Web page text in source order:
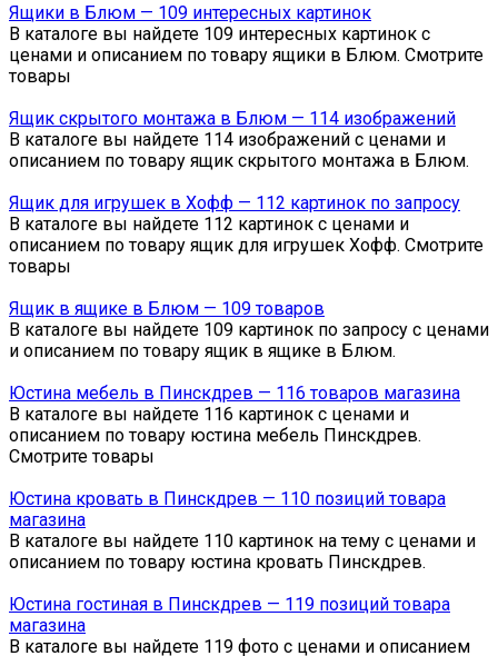
Ящики в Блюм — 109 интересных картинок
В каталоге вы найдете 109 интересных картинок с
ценами и описанием по товару ящики в Блюм. Смотрите
товары
Ящик скрытого монтажа в Блюм — 114 изображений
В каталоге вы найдете 114 изображений с ценами и
описанием по товару ящик скрытого монтажа в Блюм.
Ящик для игрушек в Хофф — 112 картинок по запросу
В каталоге вы найдете 112 картинок с ценами и
описанием по товару ящик для игрушек Хофф. Смотрите
товары
Ящик в ящике в Блюм — 109 товаров
В каталоге вы найдете 109 картинок по запросу с ценами
и описанием по товару ящик в ящике в Блюм.
Юстина мебель в Пинскдрев — 116 товаров магазина
В каталоге вы найдете 116 картинок с ценами и
описанием по товару юстина мебель Пинскдрев.
Смотрите товары
Юстина кровать в Пинскдрев — 110 позиций товара
магазина
В каталоге вы найдете 110 картинок на тему с ценами и
описанием по товару юстина кровать Пинскдрев.
Юстина гостиная в Пинскдрев — 119 позиций товара
магазина
В каталоге вы найдете 119 фото с ценами и описанием